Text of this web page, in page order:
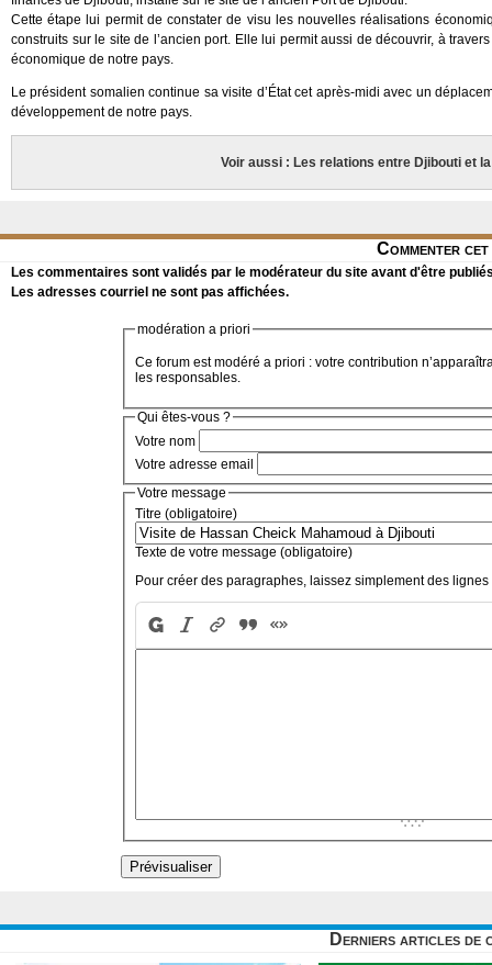
Cette étape lui permit de constater de visu les nouvelles réalisations
construits sur le site de l’ancien port. Elle lui permit aussi de découvrir, à
économique de notre pays.
Le président somalien continue sa visite d’État cet après-midi avec un
développement de notre pays.
Voir aussi : Les relations entre Djibouti et
Commenter
Les commentaires sont validés par le modérateur du site avant d'être
Les adresses courriel ne sont pas affichées.
modération a priori
Ce forum est modéré a priori : votre contribution
les responsables.
Qui êtes-vous ?
Votre nom
Votre adresse email
Votre message
Titre (obligatoire)
Texte de votre message (obligatoire)
Pour créer des paragraphes, laissez simplement des lignes
Derniers articles de